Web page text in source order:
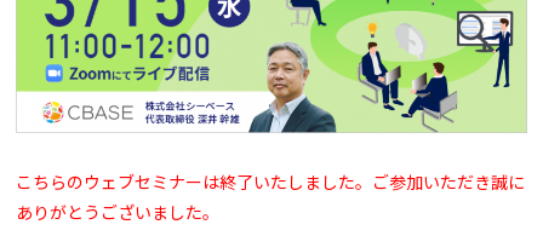
よくある質問
資料請求(無料) お見積もり依頼
こちらのウェブセミナーは終了いたしました。ご参加いただき誠に
ありがとうございました。